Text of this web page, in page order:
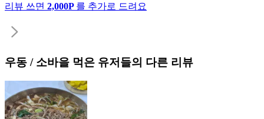
리뷰 쓰면 2,000P 를 추가로 드려요
우동 / 소바을 먹은 유저들의 다른 리뷰